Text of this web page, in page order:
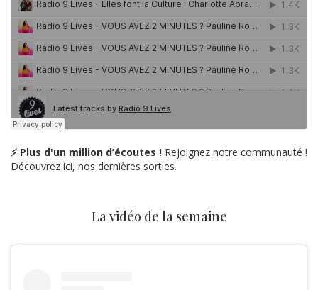
⚡ Plus d'un million d’écoutes ! Rejoignez notre communauté !
Découvrez ici, nos dernières sorties.
La vidéo de la semaine